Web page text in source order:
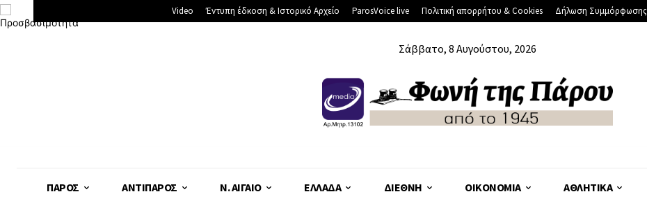
Video Έντυπη έδκοση & Ιστορικό Αρχείο ParosVoice live Πολιτική απορρήτου & Cookies Δήλωση Συμμόρφωσης
Σάββατο, 8 Αυγούστου, 2026
ΠΆΡΟΣ ΑΝΤΊΠΑΡΟΣ Ν. ΑΙΓΑΊΟ ΕΛΛΆΔΑ ΔΙΕΘΝΉ ΟΙΚΟΝΟΜΊΑ ΑΘΛΗΤΙΚΆ